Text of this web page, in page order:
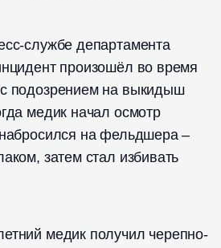
службе департамента
произошёл во время
подозрением на выкидыш
медик начал осмотр
на фельдшера –
затем стал избивать
медик получил черепно-